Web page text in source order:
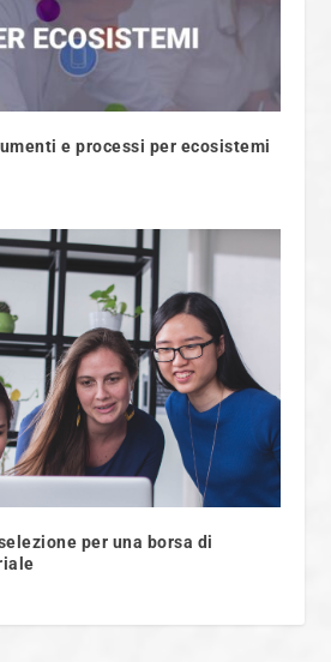
e processi per ecosistemi
per una borsa di